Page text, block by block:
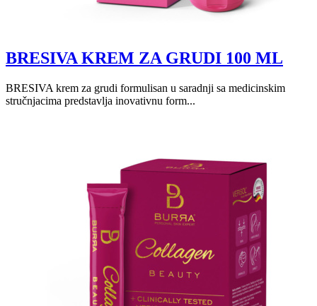
BRESIVA KREM ZA GRUDI 100 ML
BRESIVA krem za grudi formulisan u saradnji sa medicinskim
stručnjacima predstavlja inovativnu form...